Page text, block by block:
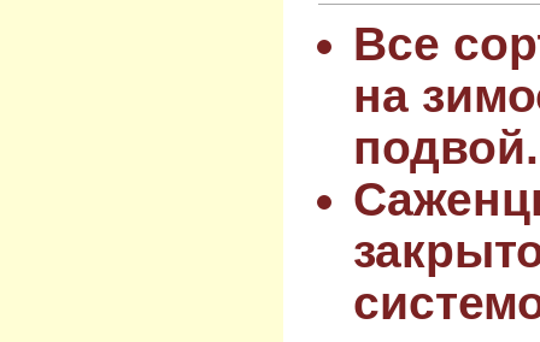
Все
на
подвой.